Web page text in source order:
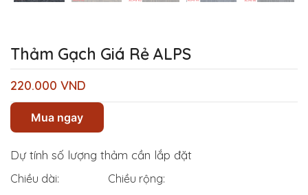
Thảm Gạch Giá Rẻ ALPS
220.000 VND
Mua ngay
Dự tính số lượng thảm cần lắp đặt
Chiều dài: Chiều rộng: